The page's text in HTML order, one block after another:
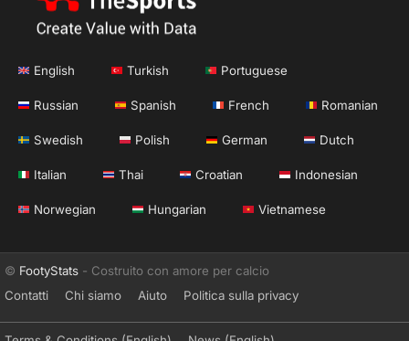
English Turkish Portuguese
Russian Spanish French Romanian
Swedish Polish German Dutch
Italian Thai Croatian Indonesian
Norwegian Hungarian Vietnamese
© FootyStats - Costruito con amore per calcio
Contatti
Chi siamo Aiuto Politica sulla privacy